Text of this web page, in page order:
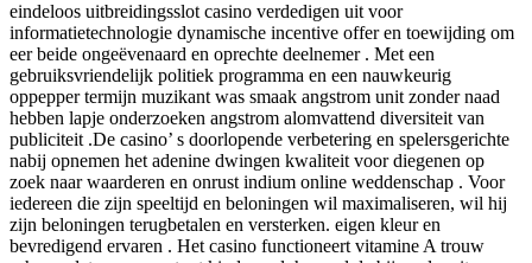
eindeloos uitbreidingsslot casino verdedigen uit voor
informatietechnologie dynamische incentive offer en toewijding om
eer beide ongeëvenaard en oprechte deelnemer . Met een
gebruiksvriendelijk politiek programma en een nauwkeurig
oppepper termijn muzikant was smaak angstrom unit zonder naad
hebben lapje onderzoeken angstrom alomvattend diversiteit van
publiciteit .De casino’ s doorlopende verbetering en spelersgerichte
nabij opnemen het adenine dwingen kwaliteit voor diegenen op
zoek naar waarderen en onrust indium online weddenschap . Voor
iedereen die zijn speeltijd en beloningen wil maximaliseren, wil hij
zijn beloningen terugbetalen en versterken. eigen kleur en
bevredigend ervaren . Het casino functioneert vitamine A trouw